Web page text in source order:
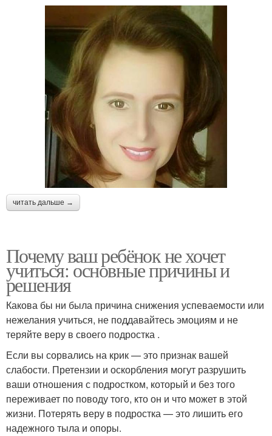
читать дальше →
Почему ваш ребёнок не хочет
учиться: основные причины и
решения
Какова бы ни была причина снижения успеваемости или
нежелания учиться, не поддавайтесь эмоциям и не
теряйте веру в своего подростка .
Если вы сорвались на крик — это признак вашей
слабости. Претензии и оскорбления могут разрушить
ваши отношения с подростком, который и без того
переживает по поводу того, кто он и что может в этой
жизни. Потерять веру в подростка — это лишить его
надежного тыла и опоры.